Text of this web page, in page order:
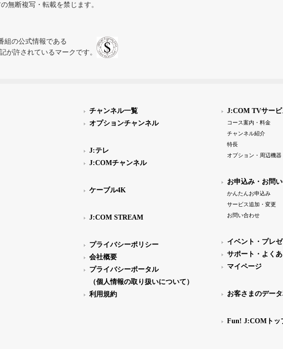
無断複写・転載を禁じます。
組の公式情報である
が許されているマークです。
チャンネル一覧
オプションチャンネル
J:テレ
J:COMチャンネル
ケーブル4K
J:COM STREAM
プライバシーポリシー
会社概要
プライバシーポータル
（個人情報の取り扱いについて）
利用規約
J:COM TVサービ
コース案内・料金
チャンネル紹介
特長
オプション・周辺機器
お申込み・お問
かんたんお申込み
サービス追加・変更
お問い合わせ
イベント・プレ
サポート・よく
マイページ
お客さまのデー
Fun! J:COMトッ